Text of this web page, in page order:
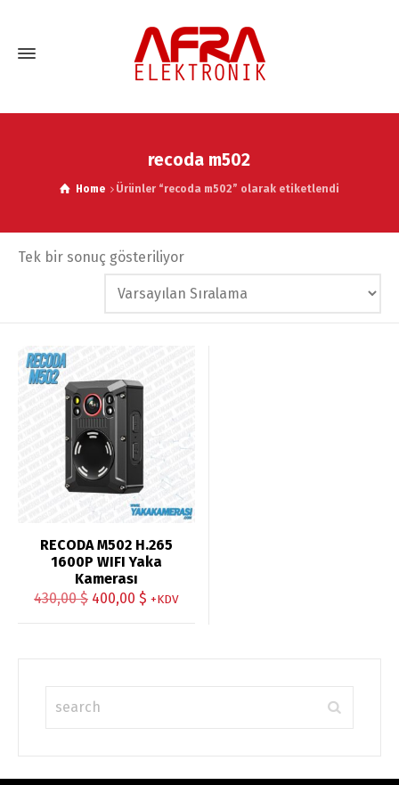
recoda m502
Home Ürünler “recoda m502” olarak etiketlendi
Tek bir sonuç gösteriliyor
RECODA M502 H.265
1600P WIFI Yaka
Kamerası
430,00$ Orijinal
400,00 $ Şu
+KDV